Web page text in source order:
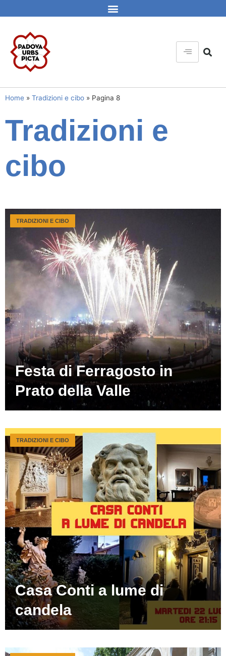
Home » Tradizioni e cibo » Pagina 8
Tradizioni e
cibo
Festa di Ferragosto in
Prato della Valle
TRADIZIONI E CIBO
Casa Conti a lume di
candela
TRADIZIONI E CIBO